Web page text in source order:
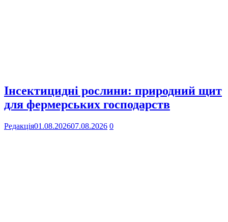
Інсектицидні рослини: природний щит
для фермерських господарств
Редакція01.08.202607.08.2026 0